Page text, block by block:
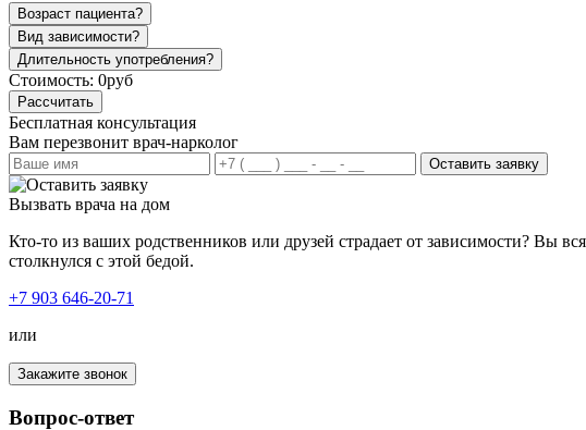
Возраст пациента?
Вид зависимости?
Длительность употребления?
Стоимость: 0руб
Рассчитать
Бесплатная консультация
Вам перезвонит врач-нарколог
Оставить заявку
Вызвать врача на дом
Кто-то из ваших родственников или друзей страдает от зависимости? Вы
столкнулся с этой бедой.
+7 903 646-20-71
или
Закажите звонок
Вопрос-ответ